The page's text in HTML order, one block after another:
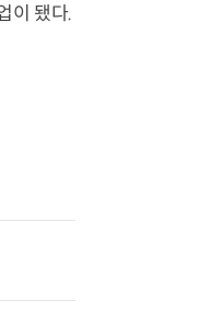
이 됐다.